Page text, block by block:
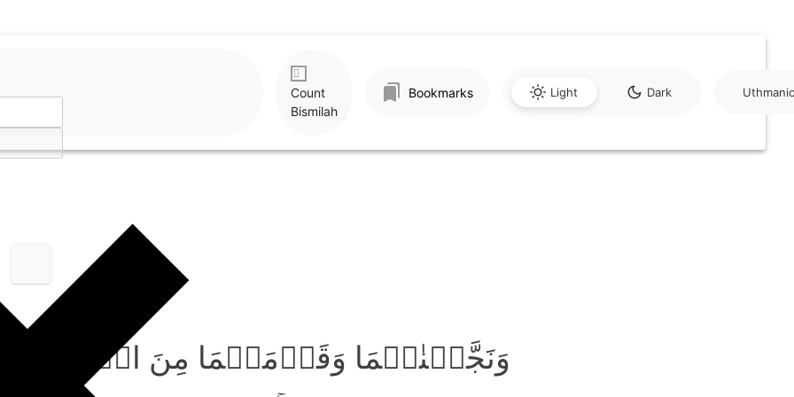
Count
Bismilah
Bookmarks Light Dark Uthmanic
وَنَجَّیۡنٰہُمَا وَقَوۡمَہُمَا مِنَ الۡکَرۡبِ